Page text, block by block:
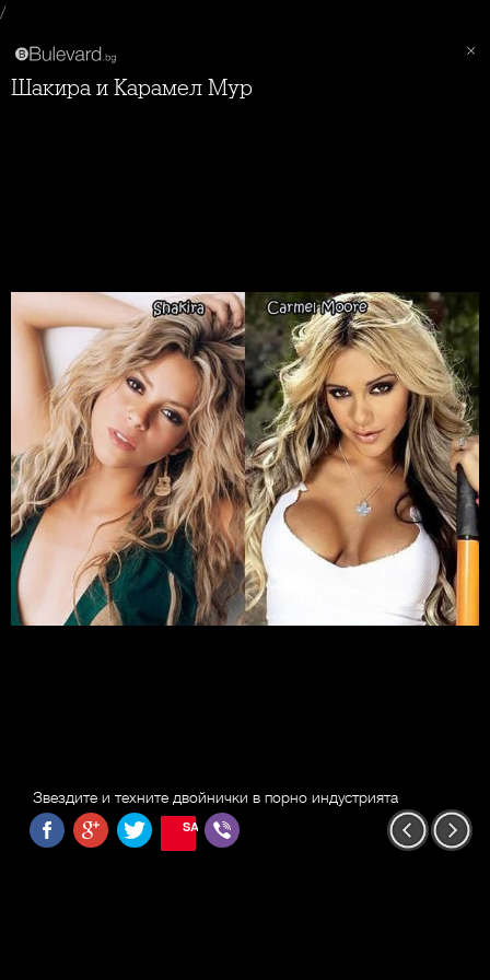
/
Шакира и Карамел Мур
Звездите и техните двойнички в порно индустрията
SAVE